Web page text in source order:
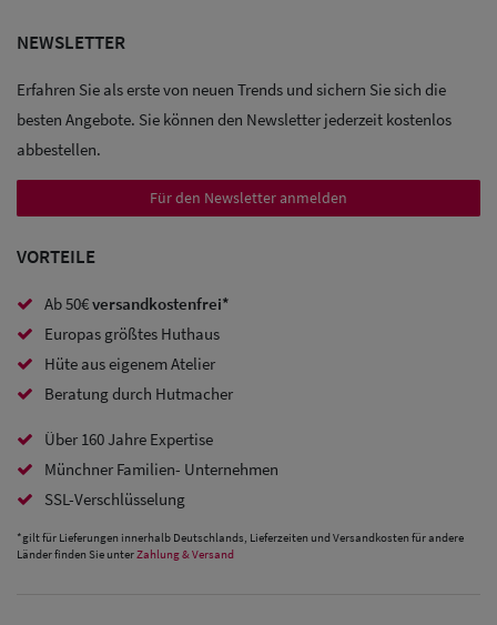
Sale: Caps
Sale:
Sale:
Trucker
Caps
Sale: Caps
mit
Ohrenschutz
NEWSLETTER
Erfahren Sie als erste von neuen Trends und sichern Sie sich die
besten Angebote. Sie können den Newsletter jederzeit kostenlos
abbestellen.
Für den Newsletter anmelden
VORTEILE
Ab 50€versandkostenfrei*
Europas größtes Huthaus
Hüte aus eigenem Atelier
Beratung durch Hutmacher
Über 160 Jahre Expertise
Münchner Familien- Unternehmen
SSL-Verschlüsselung
*gilt für Lieferungen innerhalb Deutschlands, Lieferzeiten und Versandkosten für andere
Länder finden Sie unterZahlung & Versand